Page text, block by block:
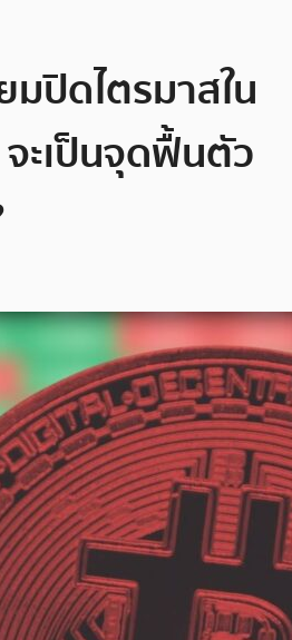
มปิดไตรมาสใน
ะเป็นจุดฟื้นตัว